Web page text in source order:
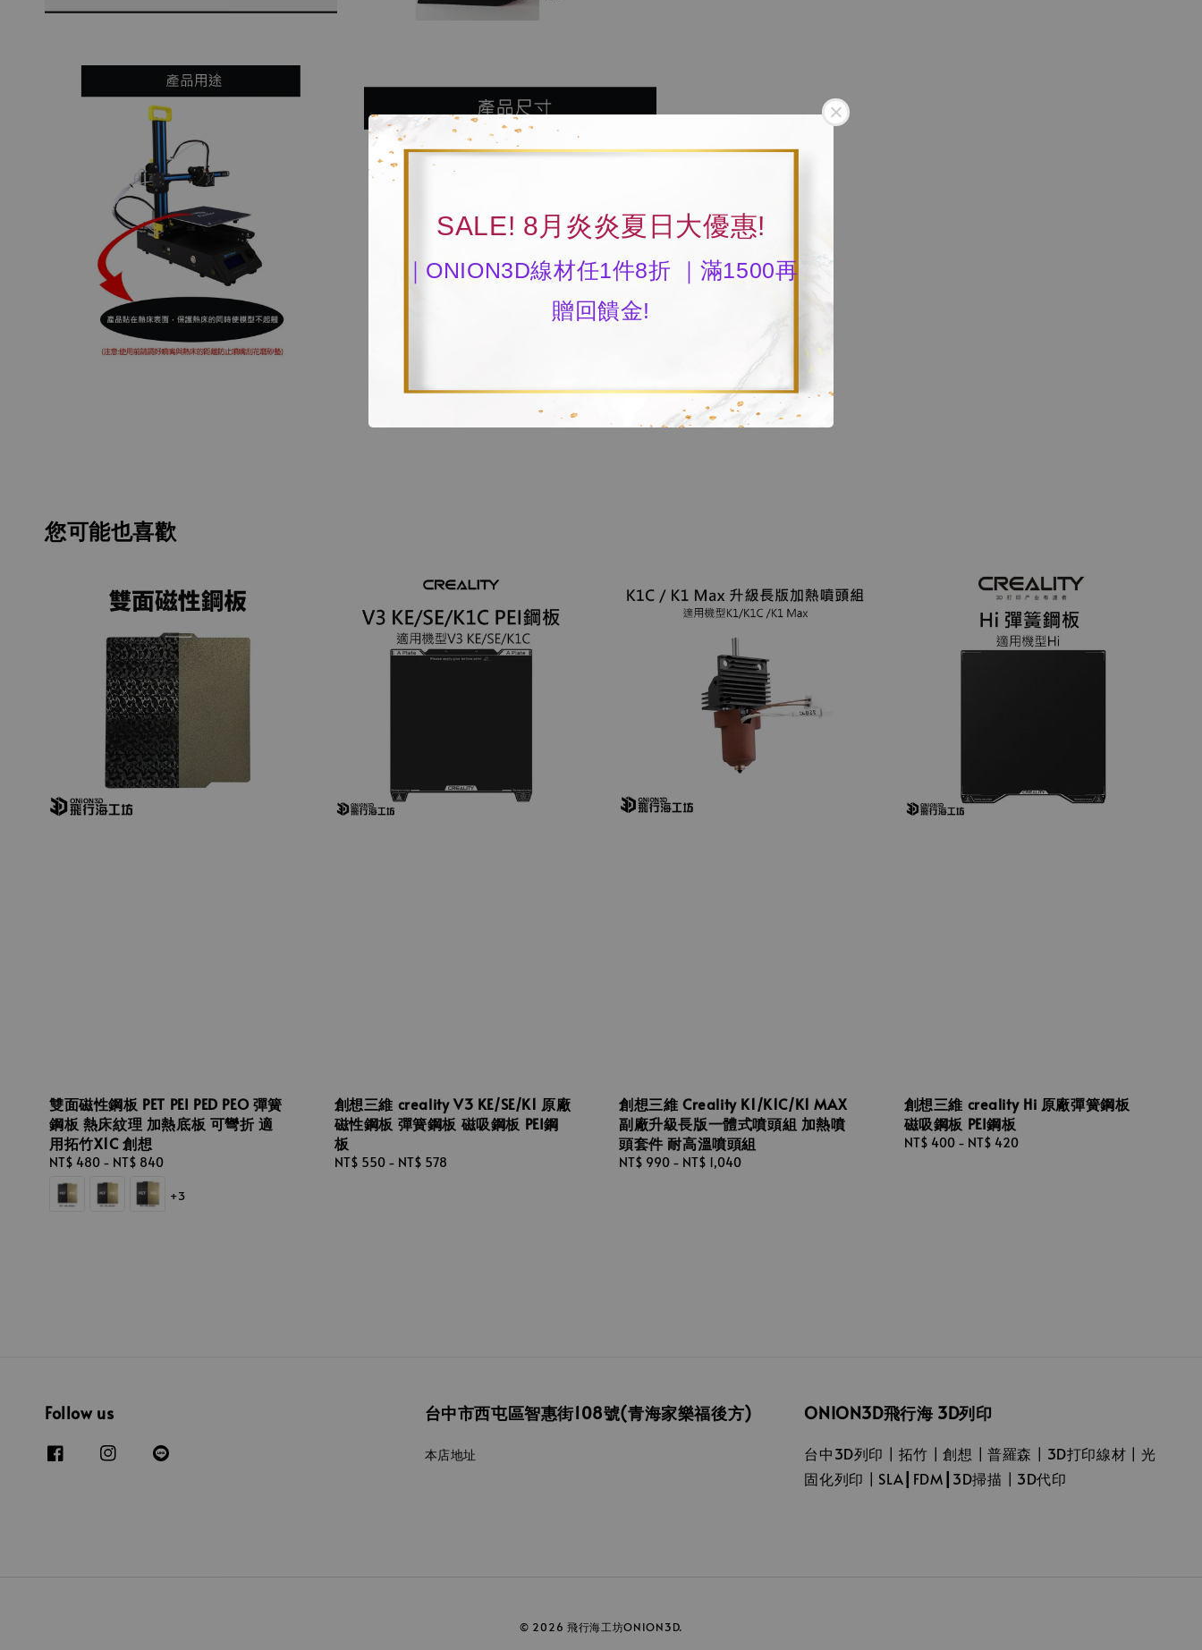
SALE! 8月炎炎夏日大優惠!
｜ONION3D線材任1件8折 ｜滿1500再
贈回饋金!
您可能也喜歡
雙面磁性鋼板 PET PEI PED PEO 彈簧
鋼板 熱床紋理 加熱底板 可彎折 適
用拓竹X1C 創想
Regular
price
NT$ 480 - NT$ 840
+3
創想三維 creality V3 KE/SE/K1 原廠
磁性鋼板 彈簧鋼板 磁吸鋼板 PEI鋼
板
Regular
NT$ 550- NT$ 578
創想三維 Creality K1/K1C/K1 MAX
副廠升級長版一體式噴頭組 加熱噴
頭套件 耐高溫噴頭組
Regular
NT$ 990 - NT$ 1,040
創想三維 creality Hi 原廠彈簧鋼板
磁吸鋼板 PEI鋼板
Regular
NT$ 400- NT$ 420
Follow us 台中市西屯區智惠街108號(青海家樂福後方)
本店地址
ONION3D飛行海 3D列印
台中3D列印┃拓竹┃創想┃普羅森┃3D打印線材┃光
固化列印┃SLA┃FDM┃3D掃描┃3D代印
© 2026 飛行海工坊ONION3D.